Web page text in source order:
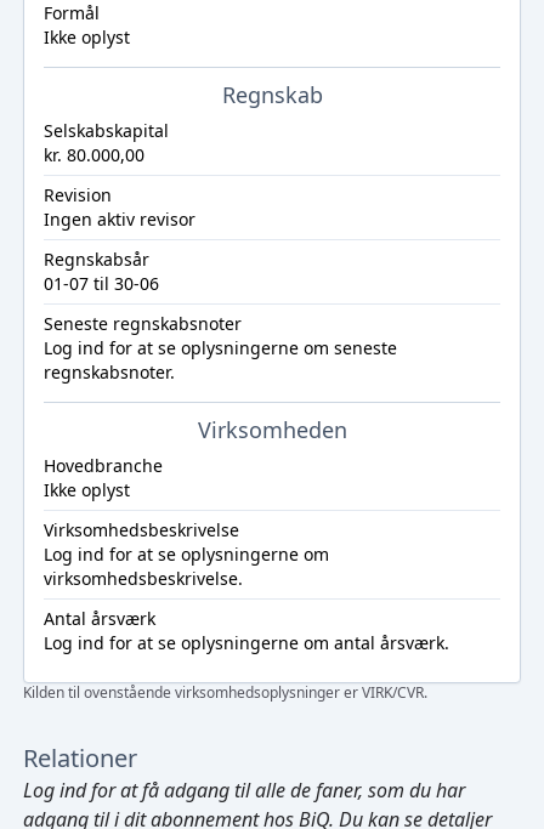
Formål
Ikke oplyst
Regnskab
Selskabskapital
kr. 80.000,00
Revision
Ingen aktiv revisor
Regnskabsår
01-07 til 30-06
Seneste regnskabsnoter
Log ind for at se oplysningerne om seneste
regnskabsnoter.
Virksomheden
Hovedbranche
Ikke oplyst
Virksomhedsbeskrivelse
Log ind for at se oplysningerne om
virksomhedsbeskrivelse.
Antal årsværk
Log ind for at se oplysningerne om antal årsværk.
Kilden til ovenstående virksomhedsoplysninger er VIRK/CVR.
Relationer
Log indfor at få adgang til alle de faner, som du har
adgang til i dit abonnement hos BiQ. Du kan se detaljer